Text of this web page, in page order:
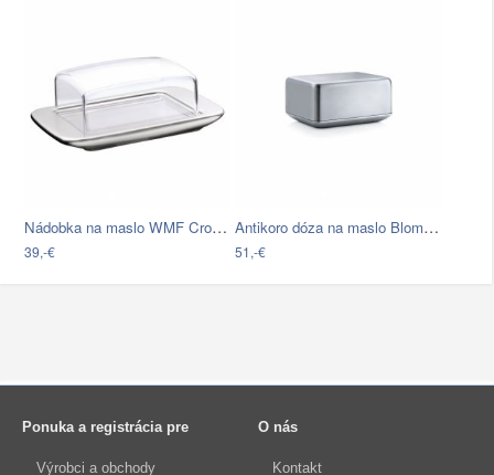
Nádobka na maslo WMF Cromargan® Brunch,…
39,-€
Antikoro dóza na maslo Blomus Basic,…
51,-€
Ponuka a registrácia pre
Výrobci a obchody
O nás
Kontakt